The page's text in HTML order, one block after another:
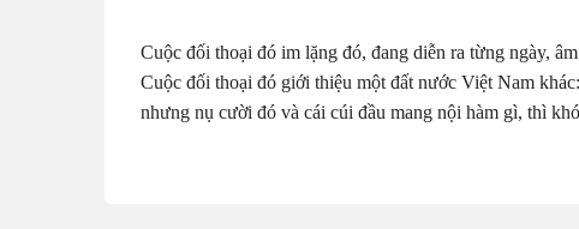
Cuộc đối thoại đó im lặng đó, đang diễn ra từng ngày,
Cuộc đối thoại đó giới thiệu một đất nước Việt Nam
nhưng nụ cười đó và cái cúi đầu mang nội hàm gì, thì